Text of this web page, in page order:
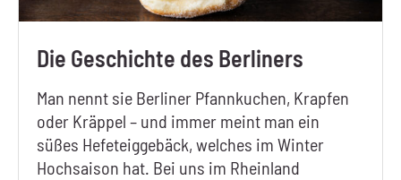
Die Geschichte des Berliners
Man nennt sie Berliner Pfannkuchen, Krapfen
oder Kräppel – und immer meint man ein
süßes Hefeteiggebäck, welches im Winter
Hochsaison hat. Bei uns im Rheinland